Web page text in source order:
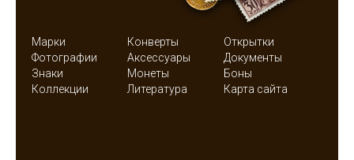
Марки Конверты
Открытки
Фотографии
Аксессуары
Документы
Знаки
Монеты
Боны
Коллекции
Литература Карта сайта